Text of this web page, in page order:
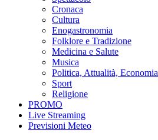
Cronaca
Cultura
Enogastronomia
Folklore e Tradizione
Medicina e Salute
Musica
Politica, Attualità, Economia
Sport
Religione
PROMO
Live Streaming
Previsioni Meteo